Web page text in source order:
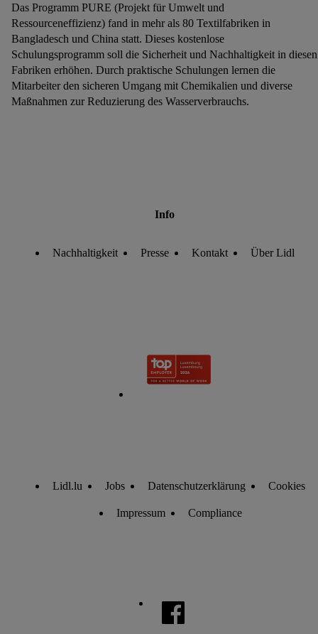
Das Programm PURE (Projekt für Umwelt und
Ressourceneffizienz) fand in mehr als 80 Textilfabriken in
Bangladesch und China statt. Dieses kostenlose
Schulungsprogramm soll die Sicherheit und Nachhaltigkeit in diesen
Fabriken erhöhen. Durch praktische Schulungen lernen die
Mitarbeiter den sicheren Umgang mit Chemikalien und diverse
Maßnahmen zur Reduzierung des Wasserverbrauchs.
Info
Nachhaltigkeit Presse Kontakt Über Lidl
Lidl.lu Jobs Datenschutzerklärung Cookies
Impressum Compliance